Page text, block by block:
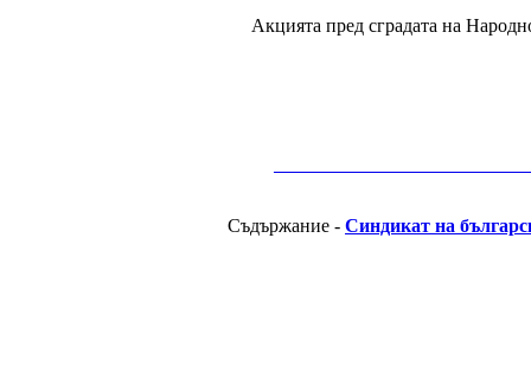
Акцията пред сградата на
Съдържание - Синдикат на